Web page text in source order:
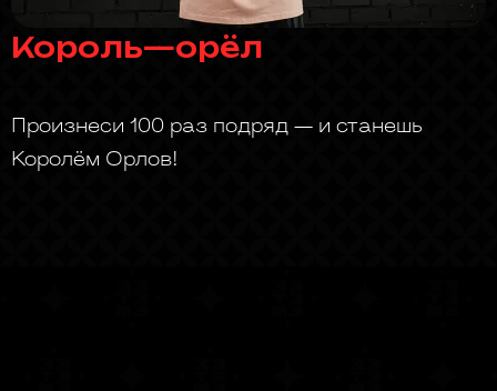
Король—орёл
Произнеси 100 раз подряд — и станешь
Королём Орлов!